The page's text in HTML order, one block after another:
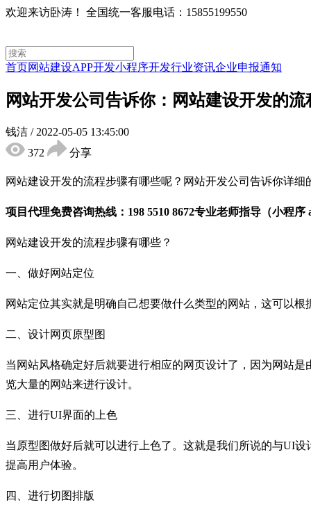
欢迎来访卧涛！ 全国统一客服电话：15855199550
首页网站建设APP开发小程序开发行业资讯企业申报通知
网站开发公司告诉你：网站建设开发的流
钱洁 / 2022-05-05 13:45:00
372
分享
网站建设开发的流程步骤有哪些呢？网站开发公司告诉你详
项目代理免费咨询热线：198 5510 8672专业老师指导（小程
网站建设开发的流程步骤有哪些？
一、做好网站定位
网站定位其实就是明确自己想要做什么类型的网站，这可以
二、设计网页原型图
当网站风格确定好后就要进行相应的网页设计了，因为网站
览大量的网站来进行设计。
三、进行UI界面的上色
当原型图做好后就可以进行上色了。这就是我们所说的与UI
提高用户体验。
四、进行切图排版